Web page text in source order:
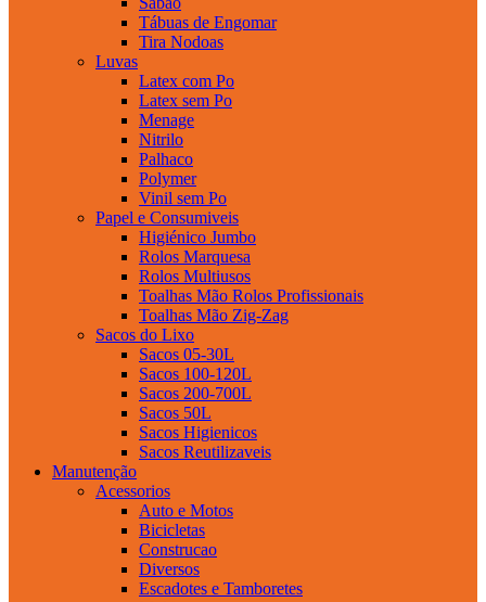
Tábuas de Engomar
Tira Nodoas
Luvas
Latex com Po
Latex sem Po
Menage
Nitrilo
Palhaco
Polymer
Vinil sem Po
Papel e Consumiveis
Higiénico Jumbo
Rolos Marquesa
Rolos Multiusos
Toalhas Mão Rolos Profissionais
Toalhas Mão Zig-Zag
Sacos do Lixo
Sacos 05-30L
Sacos 100-120L
Sacos 200-700L
Sacos 50L
Sacos Higienicos
Sacos Reutilizaveis
Manutenção
Acessorios
Auto e Motos
Bicicletas
Construcao
Diversos
Escadotes e Tamboretes